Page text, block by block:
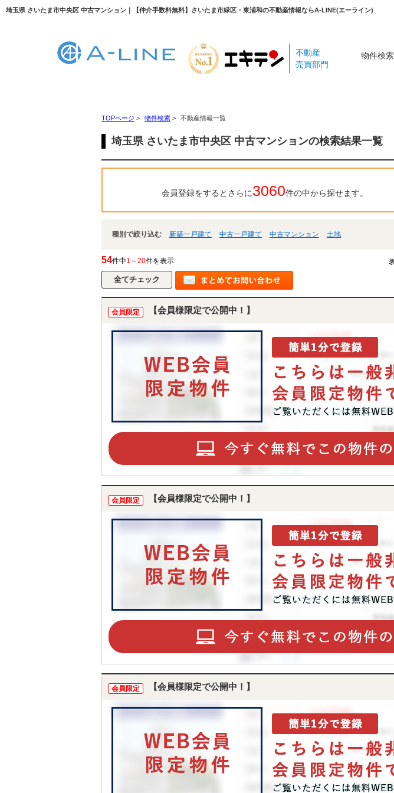
埼玉県 さいたま市中央区 中古マンション｜【仲介手数料無料】さいたま市緑区・東浦和の不動産情報ならA-LINE(エーライン)
不動産
売買部門
物件検索
TOPページ > 物件検索 > 不動産情報一覧
埼玉県 さいたま市中央区 中古マンションの検索結果一覧
会員登録をするとさらに3060件の中から探せます。
種別で絞り込む 新築一戸建て 中古一戸建て 中古マンション 土地
54件中1～20件を表示
会員限定 【会員様限定で公開中！】
会員限定 【会員様限定で公開中！】
会員限定 【会員様限定で公開中！】